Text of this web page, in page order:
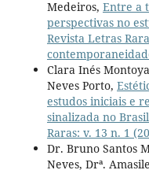
Medeiros, Entre a
perspectivas no
Revista Letras
Clara Inés
Neves Porto,
estudos iniciais e
sinalizada no
Raras: v. 13 n. 1
Dr. Bruno Santos
Neves, Drª.